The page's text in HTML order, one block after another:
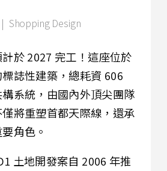
| Shopping Design
於 2027 完工！這座位於
誌性建築，總耗資 606
系統，由國內外頂尖團隊
將重塑首都天際線，還承
角色。
土地開發案自 2006 年推